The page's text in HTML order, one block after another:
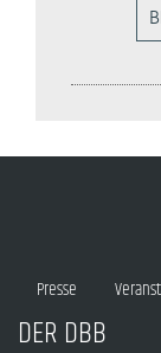
Presse
DER DBB